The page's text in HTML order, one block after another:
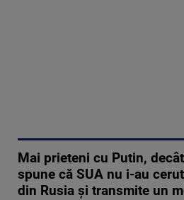
Mai prieteni cu Putin,
spune că SUA nu i-au
din Rusia și transmite un